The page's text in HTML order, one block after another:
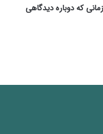
که دوباره دیدگاهی